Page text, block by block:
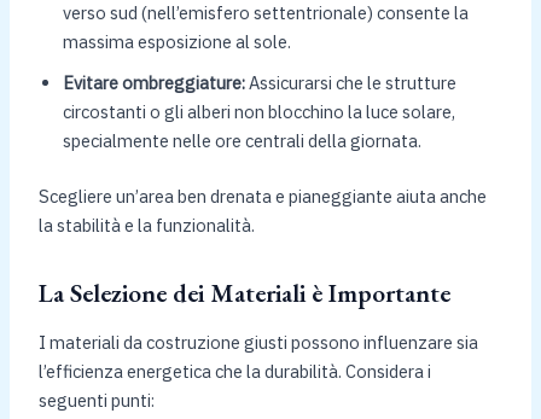
verso sud (nell’emisfero settentrionale) consente la
massima esposizione al sole.
Evitare ombreggiature:Assicurarsi che le strutture
circostanti o gli alberi non blocchino la luce solare,
specialmente nelle ore centrali della giornata.
Scegliere un’area ben drenata e pianeggiante aiuta anche
la stabilità e la funzionalità.
La Selezione dei Materiali è Importante
I materiali da costruzione giusti possono influenzare sia
l’efficienza energetica che la durabilità. Considera i
seguenti punti: